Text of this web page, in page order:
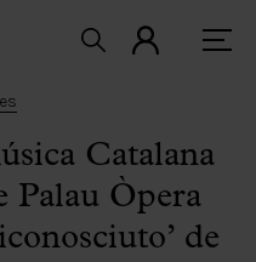
Catalana
Palau Òpera
de